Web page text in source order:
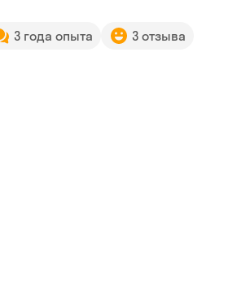
3 года опыта 3 отзыва